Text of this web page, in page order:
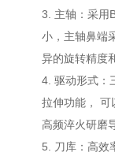
3. 主轴：采用
小，主轴鼻端
异的旋转精度
4. 驱动形式：
拉伸功能， 可
高频淬火研磨
5. 刀库：高效